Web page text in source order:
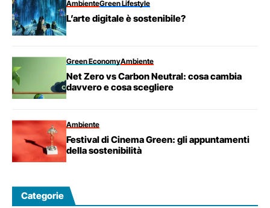
AmbienteGreen Lifestyle
L’arte digitale è sostenibile?
Green EconomyAmbiente
Net Zero vs Carbon Neutral: cosa cambia
davvero e cosa scegliere
Ambiente
Festival di Cinema Green: gli appuntamenti
della sostenibilità
Categorie